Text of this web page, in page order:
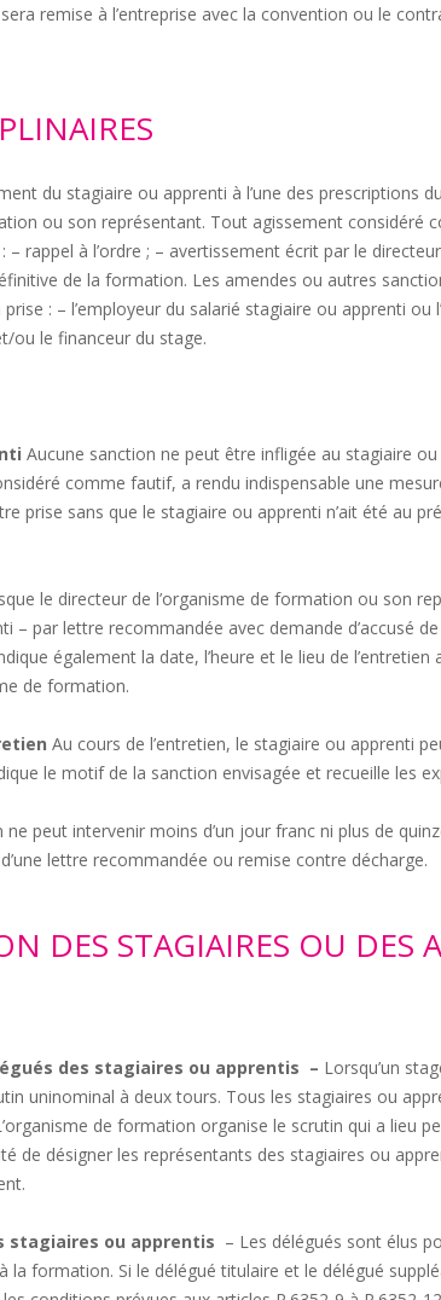
remise à l’entreprise avec la convention ou le
du stagiaire ou apprenti à l’une des prescriptions
ou son représentant. Tout agissement
– rappel à l’ordre ; – avertissement écrit par le
de la formation. Les amendes ou autres
: – l’employeur du salarié stagiaire ou apprenti
ou le financeur du stage.
Aucune sanction ne peut être infligée au stagiaire
comme fautif, a rendu indispensable une
prise sans que le stagiaire ou apprenti n’ait été au
le directeur de l’organisme de formation ou son
par lettre recommandée avec demande d’accusé
également la date, l’heure et le lieu de
de formation.
Au cours de l’entretien, le stagiaire ou apprenti
le motif de la sanction envisagée et recueille les
ne peut intervenir moins d’un jour franc ni plus de
lettre recommandée ou remise contre décharge.
DES STAGIAIRES OU DES
des stagiaires ou apprentis – Lorsqu’un
uninominal à deux tours. Tous les stagiaires ou
de formation organise le scrutin qui a lieu
de désigner les représentants des stagiaires ou
stagiaires ou apprentis – Les délégués sont élus
la formation. Si le délégué titulaire et le délégué